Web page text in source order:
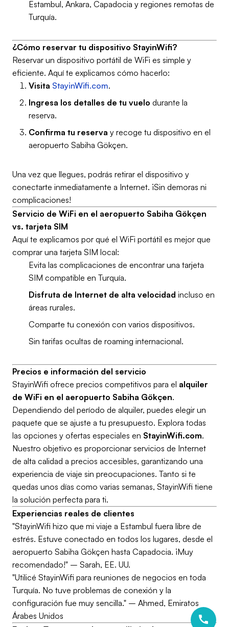
Estambul, Ankara, Capadocia y regiones remotas de
Turquía.
¿Cómo reservar tu dispositivo StayinWifi?
Reservar un dispositivo portátil de WiFi es simple y
eficiente. Aquí te explicamos cómo hacerlo:
Visita StayinWifi.com.
Ingresa los detalles de tu vuelo durante la
reserva.
Confirma tu reserva y recoge tu dispositivo en el
aeropuerto Sabiha Gökçen.
Una vez que llegues, podrás retirar el dispositivo y
conectarte inmediatamente a Internet. ¡Sin demoras ni
complicaciones!
Servicio de WiFi en el aeropuerto Sabiha Gökçen
vs. tarjeta SIM
Aquí te explicamos por qué el WiFi portátil es mejor que
comprar una tarjeta SIM local:
Evita las complicaciones de encontrar una tarjeta
SIM compatible en Turquía.
Disfruta de Internet de alta velocidad incluso en
áreas rurales.
Comparte tu conexión con varios dispositivos.
Sin tarifas ocultas de roaming internacional.
Precios e información del servicio
StayinWifi ofrece precios competitivos para el alquiler
de WiFi en el aeropuerto Sabiha Gökçen.
Dependiendo del período de alquiler, puedes elegir un
paquete que se ajuste a tu presupuesto. Explora todas
las opciones y ofertas especiales en StayinWifi.com.
Nuestro objetivo es proporcionar servicios de Internet
de alta calidad a precios accesibles, garantizando una
experiencia de viaje sin preocupaciones. Tanto si te
quedas unos días como varias semanas, StayinWifi tiene
la solución perfecta para ti.
Experiencias reales de clientes
"StayinWifi hizo que mi viaje a Estambul fuera libre de
estrés. Estuve conectado en todos los lugares, desde el
aeropuerto Sabiha Gökçen hasta Capadocia. ¡Muy
recomendado!" – Sarah, EE. UU.
"Utilicé StayinWifi para reuniones de negocios en toda
Turquía. No tuve problemas de conexión y la
configuración fue muy sencilla." – Ahmed, Emiratos
Árabes Unidos